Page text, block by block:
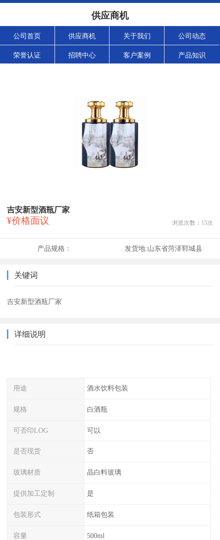
供应商机
公司首页 供应商机 关于我们 公司动态
荣誉认证 招聘中心 客户案例 产品知识
吉安新型酒瓶厂家
¥价格面议 浏览次数： 15次
产品规格： 发货地:山东省菏泽郓城县
关键词
吉安新型酒瓶厂家
详细说明
用途 酒水饮料包装
规格 白酒瓶
可否印LOG 可以
是否现货 否
玻璃材质 晶白料玻璃
提供加工定制 是
包装形式 纸箱包装
容量 500ml